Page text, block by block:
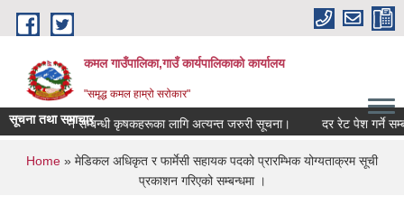
Skip to main content
कमल गाउँपालिका,गाउँ कार्यपालिकाको कार्यालय
"समृद्ध कमल हाम्रो सरोकार"
सूचना तथा समाचार
बाली बीमा गर्ने सम्बन्धी कृषकहरूका लागि अत्यन्त जरुरी सूचना। दर रेट पेश गर्ने
You are here
Home » मेडिकल अधिकृत र फार्मेसी सहायक पदको प्रारम्भिक योग्यताक्रम सूची
प्रकाशन गरिएको सम्बन्धमा ।